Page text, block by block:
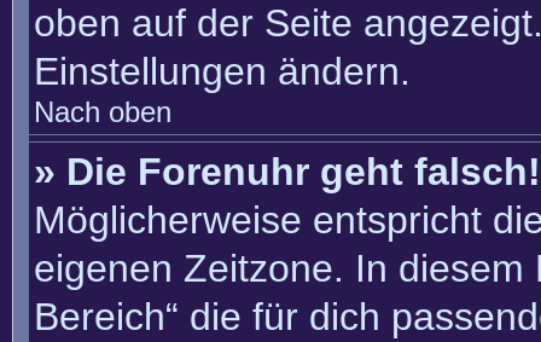
oben auf der Seite
Einstellungen ändern.
Nach oben
» Die Forenuhr geht falsch!
Möglicherweise entspricht
eigenen Zeitzone. In diesem
Bereich“ die für dich